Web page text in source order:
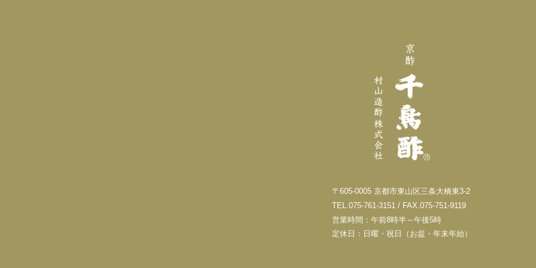
〒605-0005 京都市東山区三条大橋東3-2
TEL.075-761-3151 / FAX.075-751-9119
営業時間：午前8時半～午後5時
定休日：日曜・祝日（お盆・年末年始）